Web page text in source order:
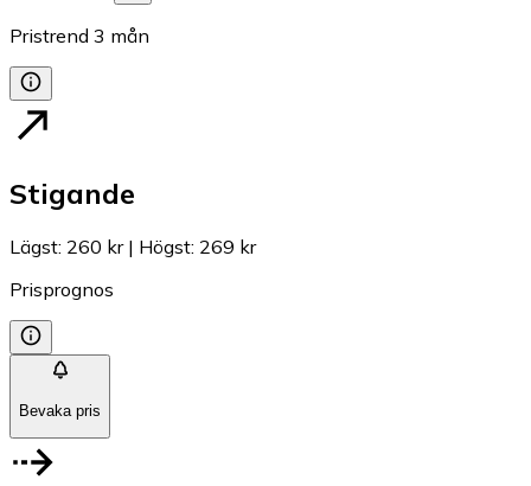
Pristrend 3 mån
Stigande
Lägst: 260 kr| Högst: 269 kr
Prisprognos
Bevaka pris